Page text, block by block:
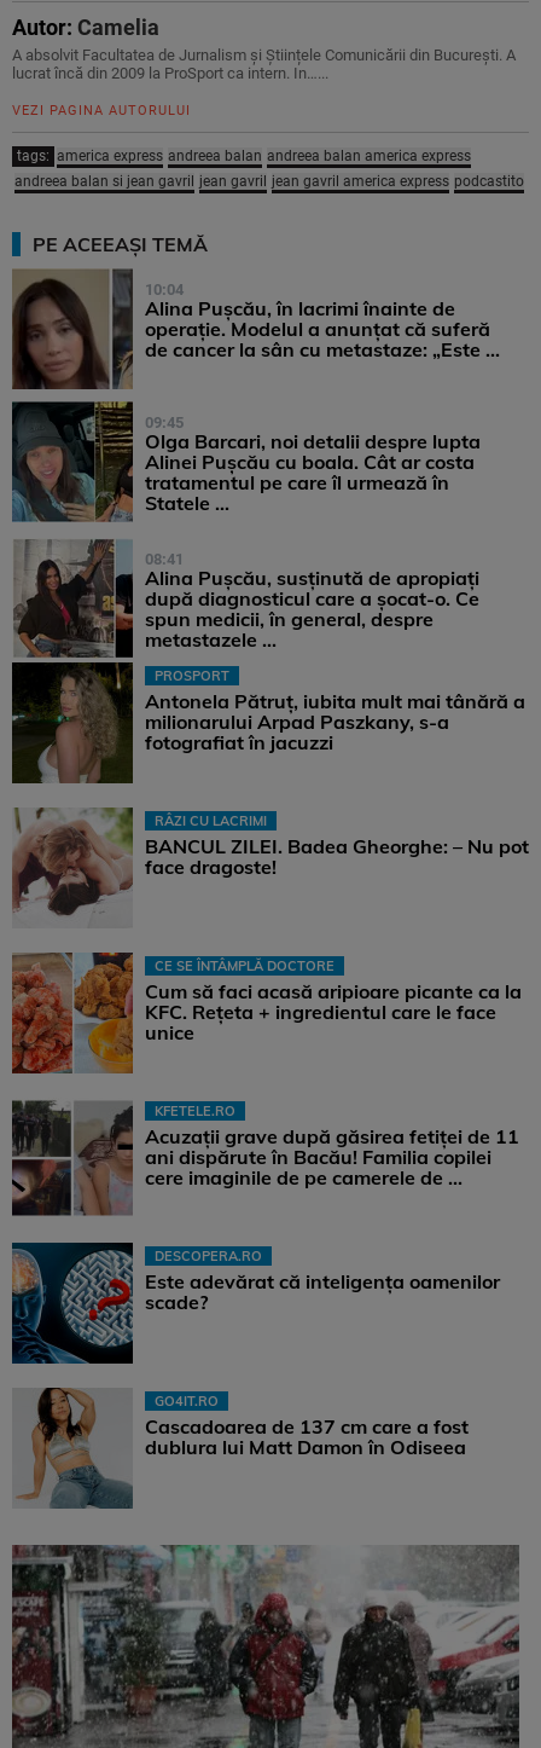
Autor: Camelia
A absolvit Facultatea de Jurnalism și Științele Comunicării din București. A
lucrat încă din 2009 la ProSport ca intern. In…...
VEZI PAGINA AUTORULUI
tags: america express andreea balan andreea balan america express
andreea balan si jean gavril
jean gavril jean gavril america express podcastito
PE ACEEAȘI TEMĂ
10:04
Alina Pușcău, în lacrimi înainte de
operație. Modelul a anunțat că suferă
de cancer la sân cu metastaze: „Este ...
09:45
Olga Barcari, noi detalii despre lupta
Alinei Pușcău cu boala. Cât ar costa
tratamentul pe care îl urmează în
Statele ...
08:41
Alina Pușcău, susținută de apropiați
după diagnosticul care a șocat-o. Ce
spun medicii, în general, despre
metastazele ...
PROSPORT
Antonela Pătruț, iubita mult mai tânără a
milionarului Arpad Paszkany, s-a
fotografiat în jacuzzi
RÂZI CU LACRIMI
BANCUL ZILEI. Badea Gheorghe: – Nu pot
face dragoste!
CE SE ÎNTÂMPLĂ DOCTORE
Cum să faci acasă aripioare picante ca la
KFC. Rețeta + ingredientul care le face
unice
KFETELE.RO
Acuzații grave după găsirea fetiței de 11
ani dispărute în Bacău! Familia copilei
cere imaginile de pe camerele de ...
DESCOPERA.RO
Este adevărat că inteligența oamenilor
scade?
GO4IT.RO
Cascadoarea de 137 cm care a fost
dublura lui Matt Damon în Odiseea